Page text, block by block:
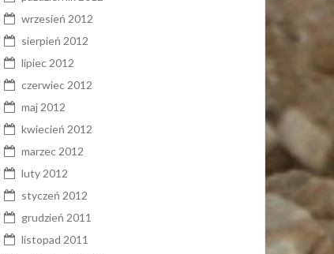
wrzesień 2012
sierpień 2012
lipiec 2012
czerwiec 2012
maj 2012
kwiecień 2012
marzec 2012
luty 2012
styczeń 2012
grudzień 2011
listopad 2011